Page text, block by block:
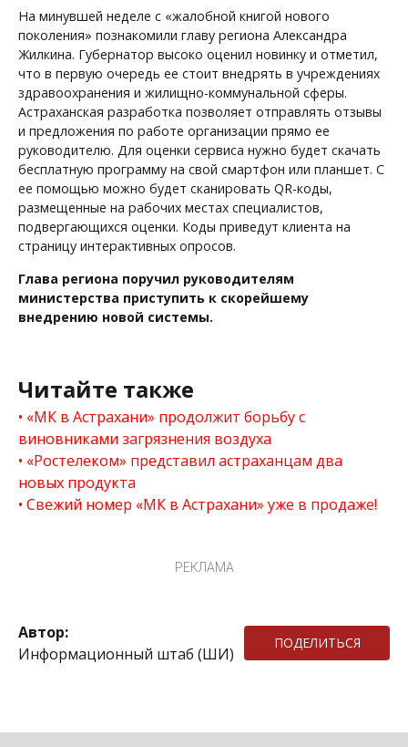
На минувшей неделе с «жалобной книгой нового
поколения» познакомили главу региона Александра
Жилкина. Губернатор высоко оценил новинку и отметил,
что в первую очередь ее стоит внедрять в учреждениях
здравоохранения и жилищно-коммунальной сферы.
Астраханская разработка позволяет отправлять отзывы
и предложения по работе организации прямо ее
руководителю. Для оценки сервиса нужно будет скачать
бесплатную программу на свой смартфон или планшет. С
ее помощью можно будет сканировать QR-коды,
размещенные на рабочих местах специалистов,
подвергающихся оценки. Коды приведут клиента на
страницу интерактивных опросов.
Глава региона поручил руководителям
министерства приступить к скорейшему
внедрению новой системы.
Читайте также
«МК в Астрахани» продолжит борьбу с
виновниками загрязнения воздуха
«Ростелеком» представил астраханцам два
новых продукта
Свежий номер «МК в Астрахани» уже в продаже!
РЕКЛАМА
Автор:
Информационный штаб (ШИ)
ПОДЕЛИТЬСЯ